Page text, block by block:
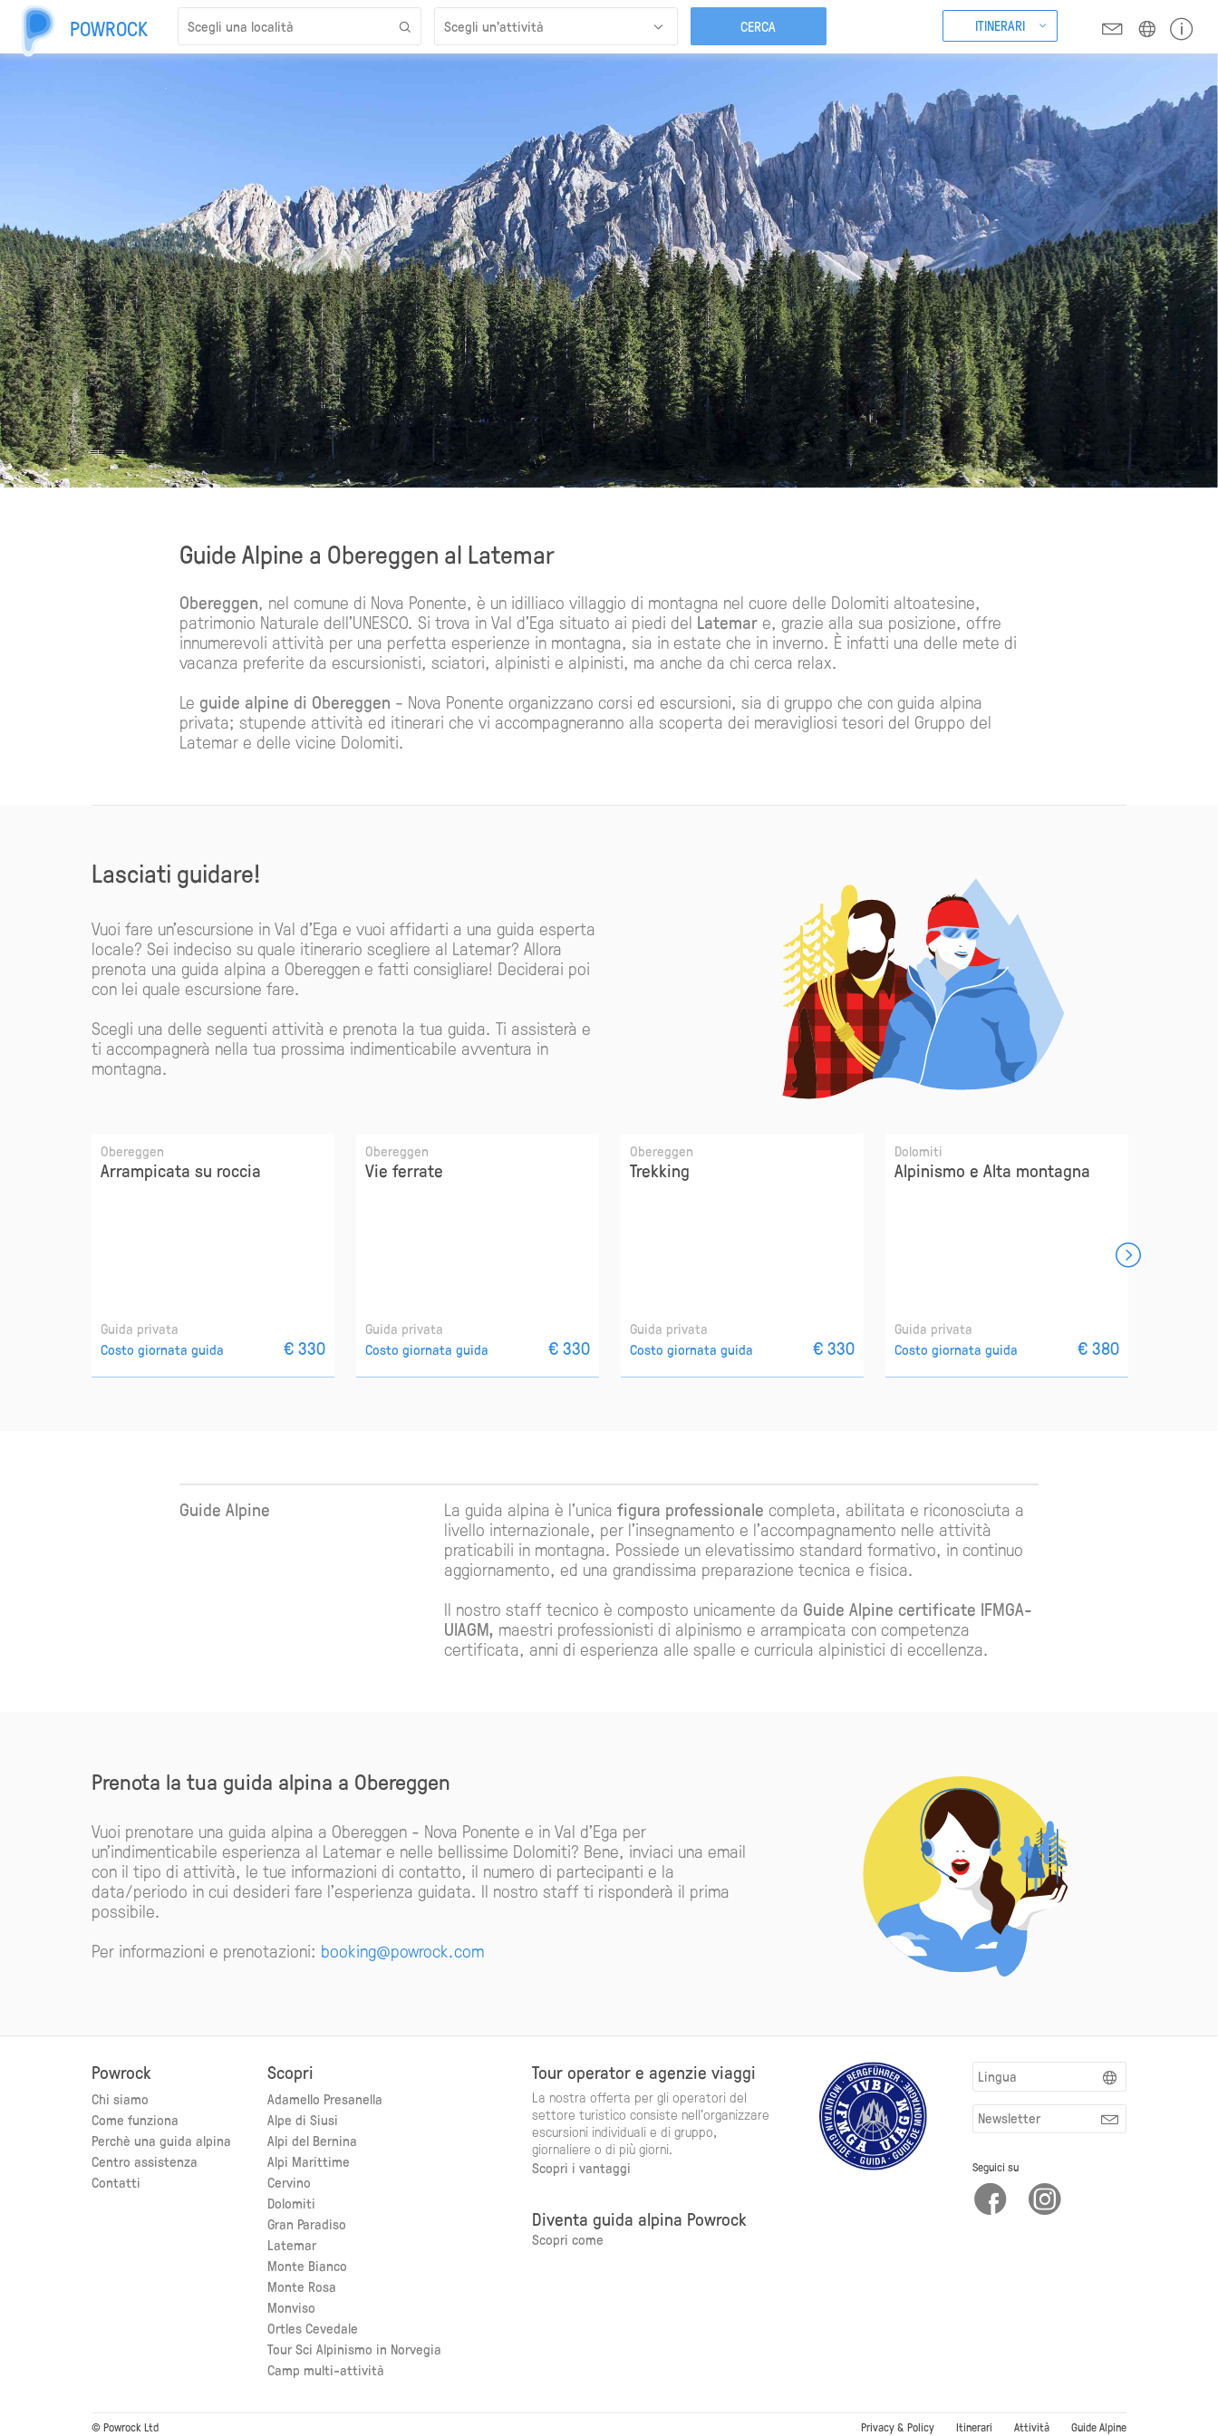
POWROCK ITINERARI
Scegli un’attività
Guide Alpine a Obereggen al Latemar
Obereggen, nel comune di Nova Ponente, è un idilliaco villaggio di montagna nel cuore delle Dolomiti altoatesine,
patrimonio Naturale dell'UNESCO. Si trova in Val d'Ega situato ai piedi del Latemare, grazie alla sua posizione, offre
innumerevoli attività per una perfetta esperienze in montagna, sia in estate che in inverno. È infatti una delle mete di
vacanza preferite da escursionisti, sciatori, alpinisti e alpinisti, ma anche da chi cerca relax.
Le guide alpine di Obereggen - Nova Ponente organizzano corsi ed escursioni, sia di gruppo che con guida alpina
privata; stupende attività ed itinerari che vi accompagneranno alla scoperta dei meravigliosi tesori del Gruppo del
Latemar e delle vicine Dolomiti.
Lasciati guidare!
Vuoi fare un'escursione in Val d'Ega e vuoi affidarti a una guida esperta
locale? Sei indeciso su quale itinerario scegliere al Latemar? Allora
prenota una guida alpina a Obereggen e fatti consigliare! Deciderai poi
con lei quale escursione fare.
Scegli una delle seguenti attività e prenota la tua guida. Ti assisterà e
ti accompagnerà nella tua prossima indimenticabile avventura in
montagna.
Obereggen
Arrampicata su roccia
Guida privata
€ 330
Costo giornata guida
Obereggen
Vie ferrate
Guida privata
€ 330
Costo giornata guida
Obereggen
Trekking
Guida privata
€ 330
Costo giornata guida
Dolomiti
Alpinismo e Alta montagna
Guida privata
€ 380
Costo giornata guida
Guide Alpine La guida alpina è l'unica figura professionale completa, abilitata e riconosciuta a
livello internazionale, per l'insegnamento e l'accompagnamento nelle attività
praticabili in montagna. Possiede un elevatissimo standard formativo, in continuo
aggiornamento, ed una grandissima preparazione tecnica e fisica.
Il nostro staff tecnico è composto unicamente da Guide Alpine certificate IFMGA-
UIAGM, maestri professionisti di alpinismo e arrampicata con competenza
certificata, anni di esperienza alle spalle e curricula alpinistici di eccellenza.
Prenota la tua guida alpina a Obereggen
Vuoi prenotare una guida alpina a Obereggen - Nova Ponente e in Val d'Ega per
un'indimenticabile esperienza al Latemar e nelle bellissime Dolomiti? Bene, inviaci una email
con il tipo di attività, le tue informazioni di contatto, il numero di partecipanti e la
data/periodo in cui desideri fare l'esperienza guidata. Il nostro staff ti risponderà il prima
possibile.
Per informazioni e prenotazioni: booking@powrock.com
Powrock
Chi siamo
Come funziona
Perchè una guida alpina
Centro assistenza
Contatti
Scopri
Adamello Presanella
Alpe di Siusi
Alpi del Bernina
Alpi Marittime
Cervino
Dolomiti
Gran Paradiso
Latemar
Monte Bianco
Monte Rosa
Monviso
Ortles Cevedale
Tour Sci Alpinismo in Norvegia
Camp multi-attività
Tour operator e agenzie viaggi
La nostra offerta per gli operatori del
settore turistico consiste nell'organizzare
escursioni individuali e di gruppo,
giornaliere o di più giorni.
Scopri i vantaggi
Diventa guida alpina Powrock
Scopri come
Lingua
Newsletter
Seguici su
© Powrock Ltd Privacy & Policy Itinerari Attività Guide Alpine